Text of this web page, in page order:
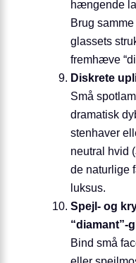
hængende
Brug
glassets
fremhæve
Diskrete
Små
dramatisk
stenhaver
neutral hvid (
de naturlige
luksus.
Spejl- og
“diamant”-
Bind små